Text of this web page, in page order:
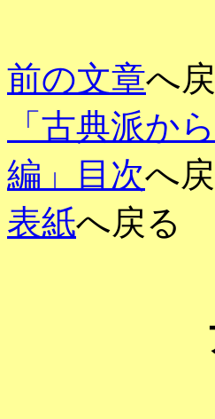
前の文章へ
「古典派か
編」目次へ
表紙へ戻る